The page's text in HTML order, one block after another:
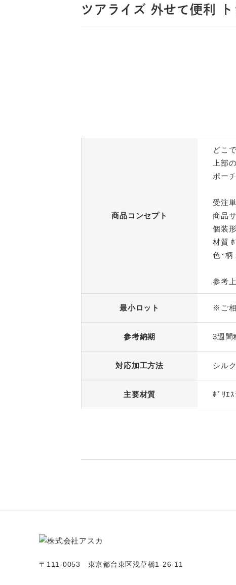
ツアライズ 外せて便利
商品コンセプト
どこ
上部
ポー
受注
商品
個装
材質
色･柄
参考
最小ロット ※ご相
参考納期 3週間
対応加工方法 シル
主要材質 ﾎﾟﾘｴｽ
〒111-0053 東京都台東区浅草橋1-26-11